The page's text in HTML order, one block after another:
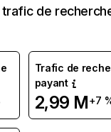
de
Trafic de
payant
2,99 M+7